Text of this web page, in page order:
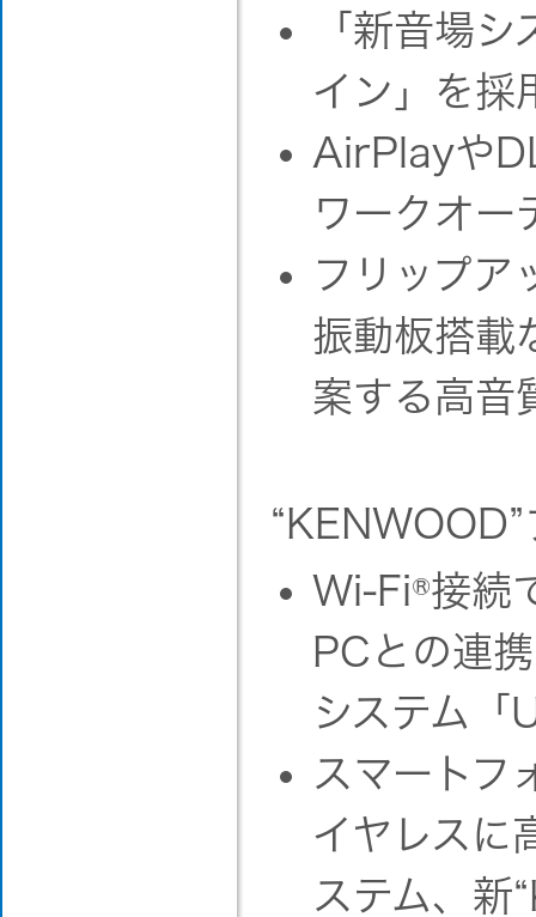
「新音場
イン」を採
AirPlayや
ワークオー
フリップア
振動板搭載
案する高音
Wi-Fi®接続
PCとの連
システム「
スマートフ
イヤレスに
ステム、新